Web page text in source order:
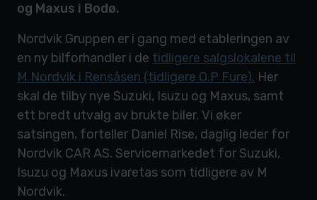
og Maxus i Bodø.
Nordvik Gruppen er i gang med etableringen av
en ny bilforhandler i de tidligere salgslokalene til
M Nordvik i Rensåsen (tidligere O.P Fure). Her
skal de tilby nye Suzuki, Isuzu og Maxus, samt
ett bredt utvalg av brukte biler. Vi øker
satsingen, forteller Daniel Rise, daglig leder for
Nordvik CAR AS. Servicemarkedet for Suzuki,
Isuzu og Maxus ivaretas som tidligere av M
Nordvik.